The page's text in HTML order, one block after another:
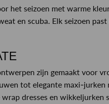
het seizoen met warme
en scuba. Elk seizoen
zijn gemaakt voor
tot elegante maxi-
dresses en